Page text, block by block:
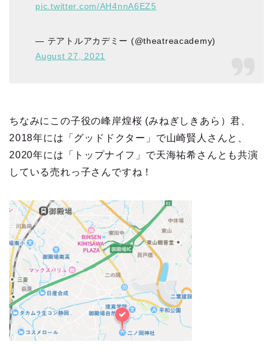
pic.twitter.com/AH4nnA6EZ5
— テアトルアカデミー (@theatreacademy)
August 27, 2021
ちなみにこの子役の峰岸煌桜 (みねぎしきあら）君、
2018年には「グッドドクター」で山崎賢人さんと、
2020年には「トップナイフ」で天海祐希さんとも共演
している売れっ子さんですね！